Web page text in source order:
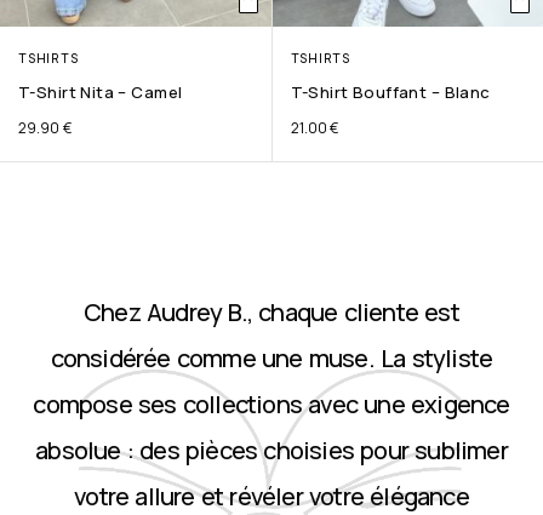
TSHIRTS
T-Shirt Nita – Camel
29.90 €
TSHIRTS
T-Shirt Bouffant – Blanc
21.00€
Chez Audrey B., chaque cliente est
considérée comme une muse. La styliste
compose ses collections avec une exigence
absolue : des pièces choisies pour sublimer
votre allure et révéler votre élégance